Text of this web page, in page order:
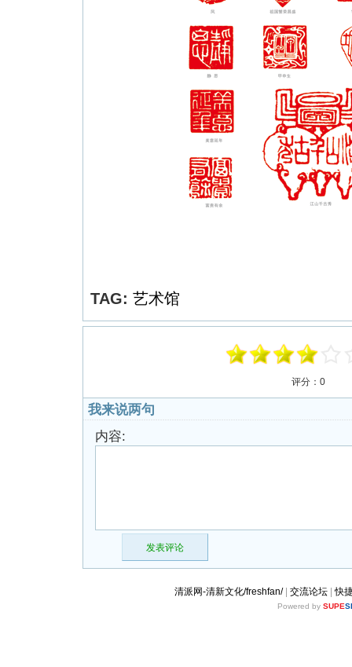
TAG: 艺术馆
评分： 0
我来说两句
内容:
发表评论
清派网-清新文化/freshfan/| 交流论坛|快
Powered by SUPE